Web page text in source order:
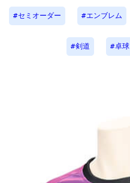
セミオーダー エンブレム
剣道 卓球